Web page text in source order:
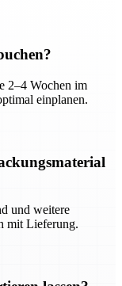
2–4 Wochen im
einplanen.
und weitere
mit Lieferung.